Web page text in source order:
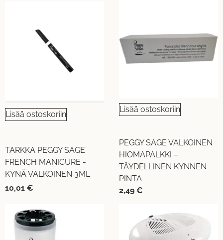
Lisää ostoskoriin
TARKKA PEGGY SAGE
FRENCH MANICURE -
KYNÄ VALKOINEN 3ML
10,01 €
Lisää ostoskoriin
PEGGY SAGE VALKOINEN
HIOMAPALKKI –
TÄYDELLINEN KYNNEN
PINTA
2,49 €